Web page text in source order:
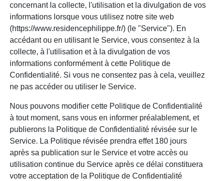
concernant la collecte, l'utilisation et la divulgation de vos
informations lorsque vous utilisez notre site web
(https://www.residencephilippe.fr/) (le "Service"). En
accédant ou en utilisant le Service, vous consentez à la
collecte, à l'utilisation et à la divulgation de vos
informations conformément à cette Politique de
Confidentialité. Si vous ne consentez pas à cela, veuillez
ne pas accéder ou utiliser le Service.
Nous pouvons modifier cette Politique de Confidentialité
à tout moment, sans vous en informer préalablement, et
publierons la Politique de Confidentialité révisée sur le
Service. La Politique révisée prendra effet 180 jours
après sa publication sur le Service et votre accès ou
utilisation continue du Service après ce délai constituera
votre acceptation de la Politique de Confidentialité